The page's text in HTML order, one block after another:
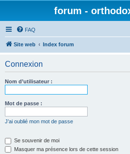
forum -
FAQ
Site web Index forum
Connexion
Nom d’utilisateur :
Mot de passe :
J’ai oublié mon mot de passe
Se souvenir de moi
Masquer ma présence lors de cette session